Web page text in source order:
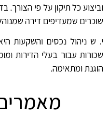
וביצוע כל תיקון על פי הצורך.
שוכרים שמעדיפים דירה
י. ש ניהול נכסים והשקעות
שכורות עבור בעלי הדירות
הוגנת ומתאימה.